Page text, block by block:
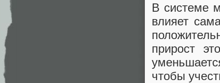
В системе
влияет
прирост
чтобы